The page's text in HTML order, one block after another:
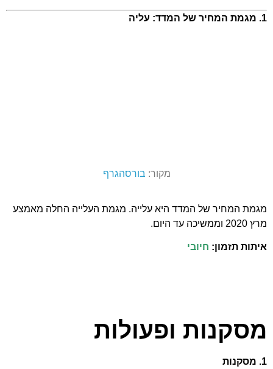
1. מגמת המחיר של המדד: עליה
מקור: בורסהגרף
מגמת המחיר של המדד היא עלייה. מגמת העלייה החלה מאמצע
מרץ 2020 וממשיכה עד היום.
איתות תזמון: חיובי
מסקנות ופעולות
1. מסקנות